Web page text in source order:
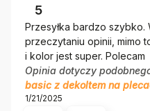
takich klientów. Z
5
Przesyłka bardzo szybko.
przeczytaniu opinii, mimo
i kolor jest super. Polecam
Opinia dotyczy
basic z dekoltem na
1/21/2025